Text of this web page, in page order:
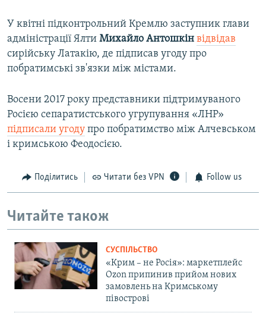
У квітні підконтрольний Кремлю заступник глави
адміністрації Ялти Михайло Антошкін відвідав
сирійську Латакію, де підписав угоду про
побратимські зв'язки між містами.
Восени 2017 року представники підтримуваного
Росією сепаратистського угрупування «ЛНР»
підписали угоду про побратимство між Алчевськом
і кримською Феодосією.
Поділитись Читати без VPN Follow us
Читайте також
СУСПІЛЬСТВО
«Крим – не Росія»: маркетплейс
Ozon припинив прийом нових
замовлень на Кримському
півострові